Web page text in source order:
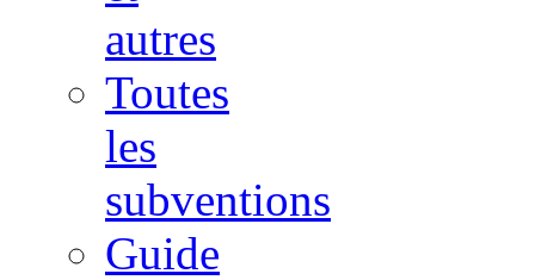
autres
Toutes
les
subventions
Guide